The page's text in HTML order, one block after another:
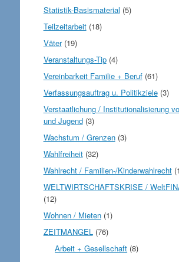
Statistik-Basismaterial (5)
Teilzeitarbeit(18)
Väter(19)
Veranstaltungs-Tip(4)
Vereinbarkeit Familie + Beruf(61)
Verfassungsauftrag u. Politikziele(3)
Verstaatlichung / Institutionalisierung
und Jugend(3)
Wachstum / Grenzen(3)
Wahlfreiheit(32)
Wahlrecht / Familien-/Kinderwahlrecht
WELTWIRTSCHAFTSKRISE /
(12)
Wohnen / Mieten(1)
ZEITMANGEL (76)
Arbeit + Gesellschaft (8)